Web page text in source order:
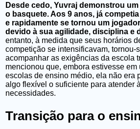
Desde cedo, Yuvraj demonstrou
o basquete. Aos 9 anos, já
e rapidamente se tornou um
devido à sua agilidade, disciplina e
entanto, à medida que seus horários
competição se intensificavam, tornou-
acompanhar as exigências da escola
mencionou que, embora estivesse em
escolas de ensino médio, ela não era
algo flexível o suficiente para atender
necessidades.
Transição para o